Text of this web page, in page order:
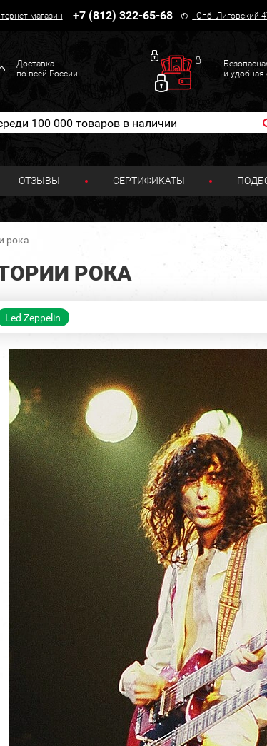
магазин +7 (812) 322-65-68 -Спб. Лиговский
Доставка
по всей России
и удобная
ОТЗЫВЫ СЕРТИФИКАТЫ
рока
РОКА
Led Zeppelin